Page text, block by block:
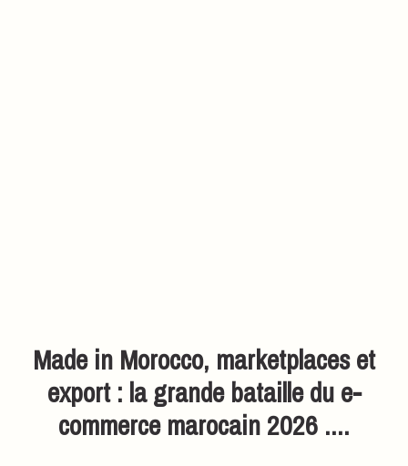
Made in Morocco, marketplaces et
export : la grande bataille du e-
commerce marocain 2026 ....